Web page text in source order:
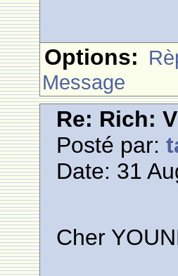
Options:
Message
Re: Rich:
Posté par:
Date: 31
Cher